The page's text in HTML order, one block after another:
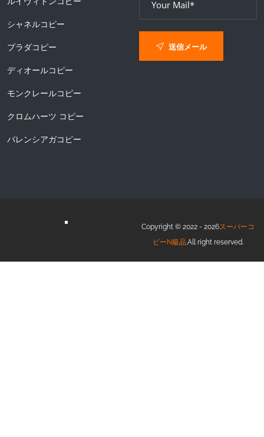
シャネルコピー
プラダコピー
ディオールコピー
モンクレールコピー
クロムハーツ コピー
バレンシアガコピー
送信メール
Copyright © 2022 - 2026スーパーコ
ピーN級品.All right reserved.